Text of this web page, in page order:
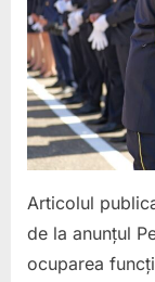
Articolul
de la anunțul
ocuparea